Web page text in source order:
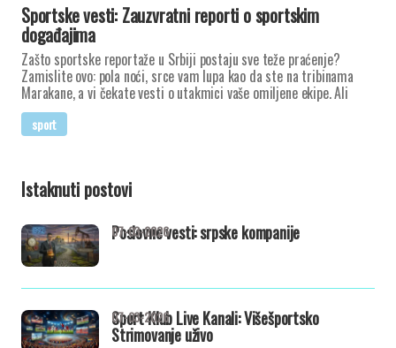
Sportske vesti: Zauzvratni reporti o sportskim
događajima
Zašto sportske reportaže u Srbiji postaju sve teže praćenje?
Zamislite ovo: pola noći, srce vam lupa kao da ste na tribinama
Marakane, a vi čekate vesti o utakmici vaše omiljene ekipe. Ali
sport
Istaknuti postovi
Poslovne vesti: srpske kompanije
07-03-2026
Sport Klub Live Kanali: Višešportsko
Strimovanje uživo
07-03-2026